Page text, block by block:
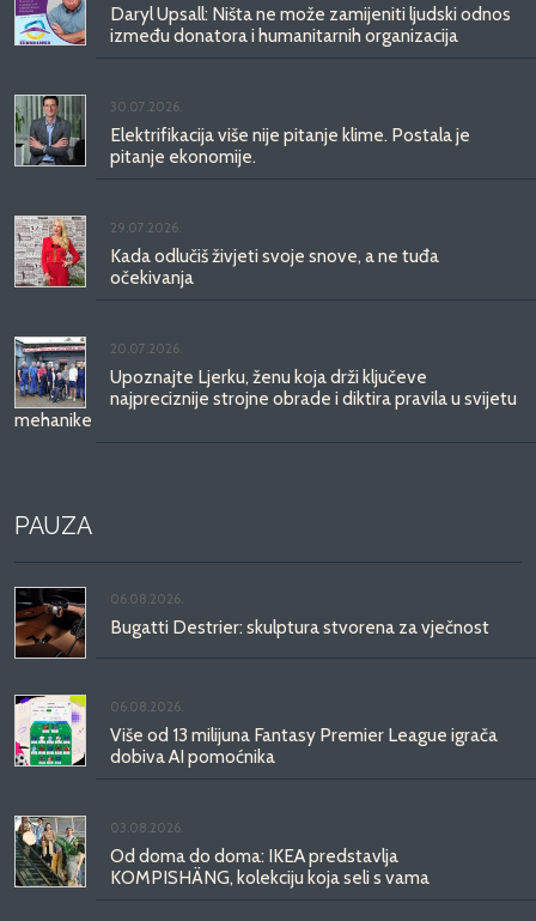
Daryl Upsall: Ništa ne može zamijeniti ljudski odnos
između donatora i humanitarnih organizacija
30.07.2026.
Elektrifikacija više nije pitanje klime. Postala je
pitanje ekonomije.
29.07.2026.
Kada odlučiš živjeti svoje snove, a ne tuđa
očekivanja
20.07.2026.
Upoznajte Ljerku, ženu koja drži ključeve
najpreciznije strojne obrade i diktira pravila u svijetu
mehanike
PAUZA
06.08.2026.
Bugatti Destrier: skulptura stvorena za vječnost
06.08.2026.
Više od 13 milijuna Fantasy Premier League igrača
dobiva AI pomoćnika
03.08.2026.
Od doma do doma: IKEA predstavlja
KOMPISHÄNG, kolekciju koja seli s vama